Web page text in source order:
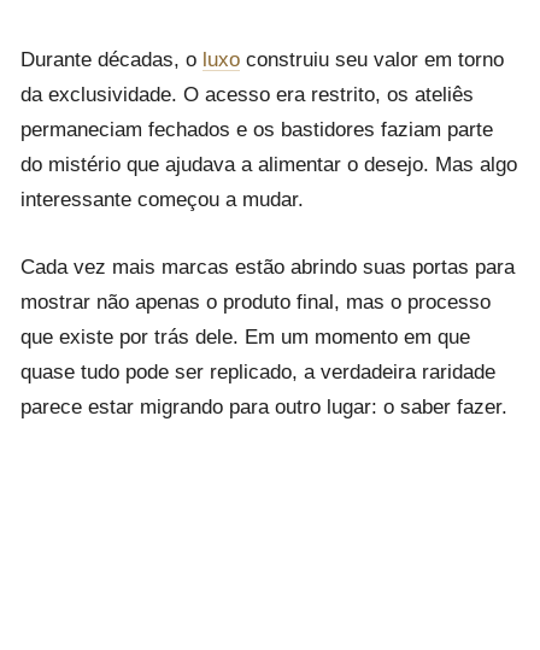
Durante décadas, o luxo construiu seu valor em torno
da exclusividade. O acesso era restrito, os ateliês
permaneciam fechados e os bastidores faziam parte
do mistério que ajudava a alimentar o desejo. Mas algo
interessante começou a mudar.
Cada vez mais marcas estão abrindo suas portas para
mostrar não apenas o produto final, mas o processo
que existe por trás dele. Em um momento em que
quase tudo pode ser replicado, a verdadeira raridade
parece estar migrando para outro lugar: o saber fazer.